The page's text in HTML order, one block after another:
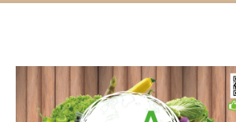
圖說：覺心法師以星雲大師「仁和安康．